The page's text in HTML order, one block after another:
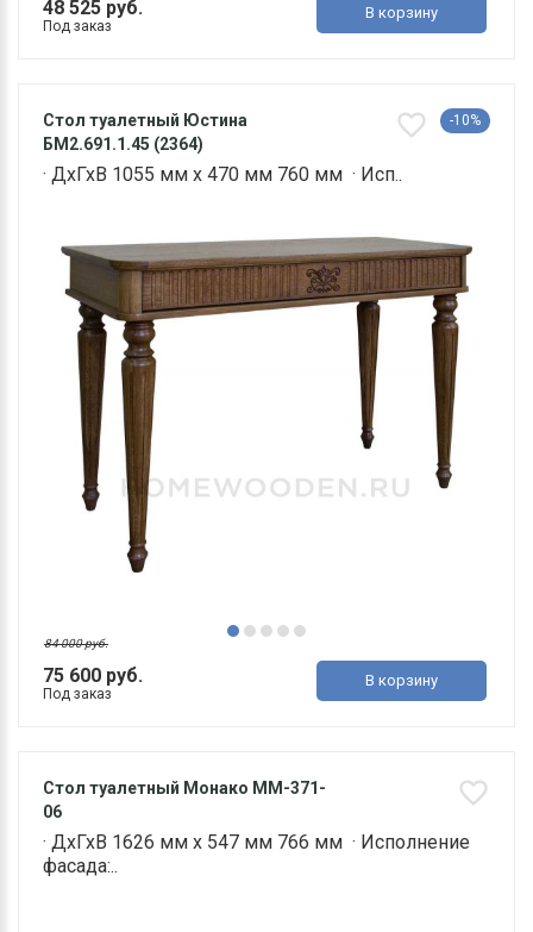
48 525 руб.
Под заказ
В корзину
Стол туалетный Юстина
БM2.691.1.45 (2364)
-10%
· ДхГхВ 1055 мм х 470 мм 760 мм · Исп..
75 600 руб.
84 000 руб.
Под заказ
В корзину
Стол туалетный Монако ММ-371-
06
· ДхГхВ 1626 мм х 547 мм 766 мм · Исполнение
фасада:..